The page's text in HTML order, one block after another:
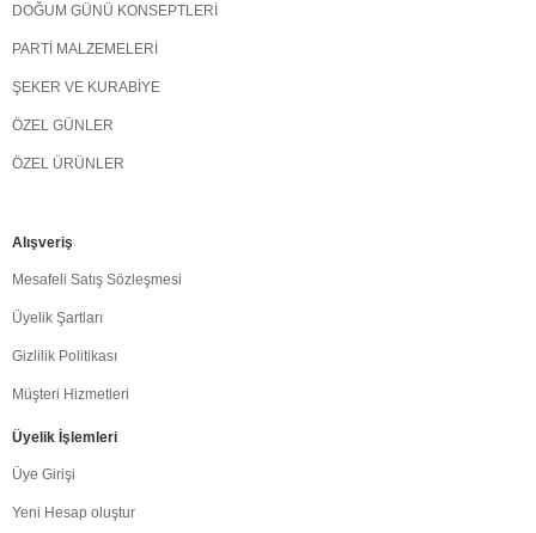
DOĞUM GÜNÜ KONSEPTLERİ
PARTİ MALZEMELERİ
ŞEKER VE KURABİYE
ÖZEL GÜNLER
ÖZEL ÜRÜNLER
Alışveriş
Mesafeli Satış Sözleşmesi
Üyelik Şartları
Gizlilik Politikası
Müşteri Hizmetleri
Üyelik İşlemleri
Üye Girişi
Yeni Hesap oluştur